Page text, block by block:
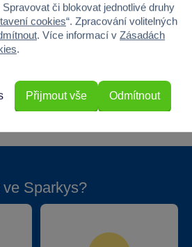
10
17
25
Sparkys?
či blokovat jednotlivé druhy
cookies“. Zpracování volitelných
. Více informací v Zásadách
.
Odmítnout
Přijmout vše